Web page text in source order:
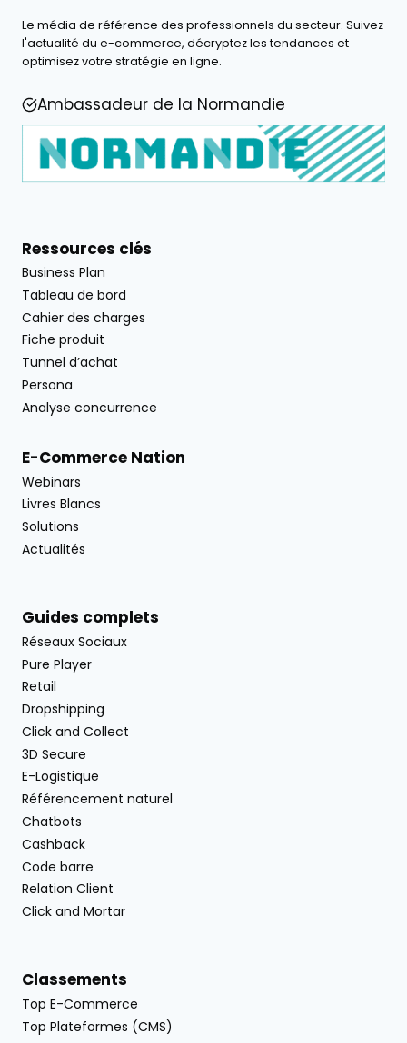
Le média de référence des professionnels du secteur. Suivez
l'actualité du e-commerce, décryptez les tendances et
optimisez votre stratégie en ligne.
Ambassadeur de la Normandie
Ressources clés
Business Plan
Tableau de bord
Cahier des charges
Fiche produit
Tunnel d’achat
Persona
Analyse concurrence
E-Commerce Nation
Webinars
Livres Blancs
Solutions
Actualités
Guides complets
Réseaux Sociaux
Pure Player
Retail
Dropshipping
Click and Collect
3D Secure
E-Logistique
Référencement naturel
Chatbots
Cashback
Code barre
Relation Client
Click and Mortar
Classements
Top E-Commerce
Top Plateformes (CMS)